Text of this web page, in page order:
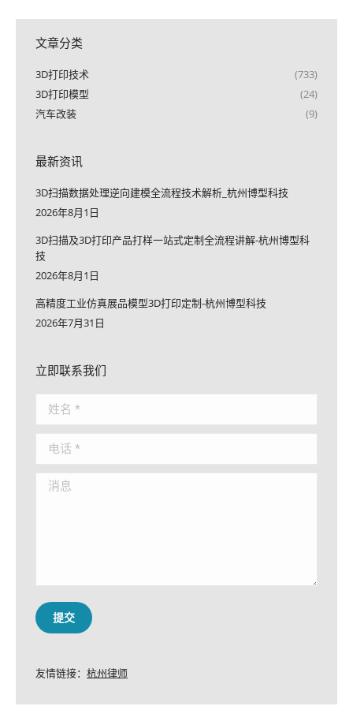
文章分类
3D打印技术
(733)
3D打印模型
(24)
汽车改装
(9)
最新资讯
3D扫描数据处理逆向建模全流程技术解析_杭州博型科技
2026年8月1日
3D扫描及3D打印产品打样一站式定制全流程讲解-杭州博型科
技
2026年8月1日
高精度工业仿真展品模型3D打印定制-杭州博型科技
2026年7月31日
立即联系我们
姓名 *
电话 *
消息
提交
友情链接： 杭州律师